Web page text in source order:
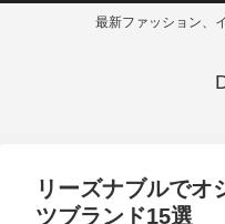
最新ファッション、
リーズナブルでオ
ツブランド15選